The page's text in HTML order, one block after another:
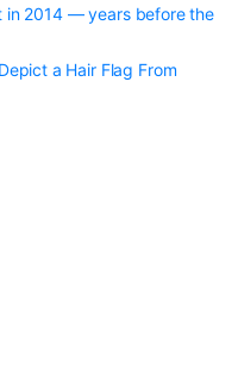
in 2014 — years before the
a Hair Flag From